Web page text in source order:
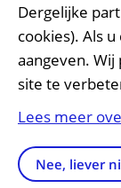
Research
Strategic
Research
Verwijzers
Dergelijke
cookies). Als
aangeven. Wij
site te
Lees meer
Nee, liever